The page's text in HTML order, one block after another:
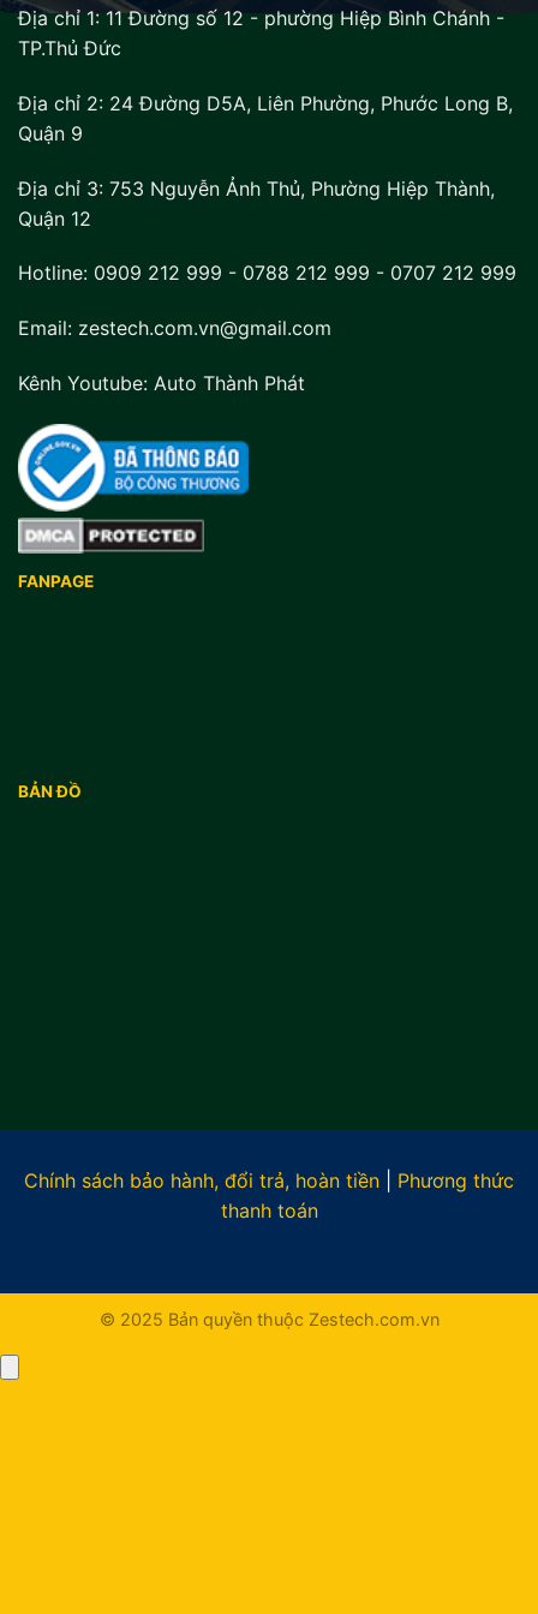
Địa chỉ 1: 11 Đường số 12 - phường Hiệp Bình Chánh -
TP.Thủ Đức
Địa chỉ 2: 24 Đường D5A, Liên Phường, Phước Long B,
Quận 9
Địa chỉ 3: 753 Nguyễn Ảnh Thủ, Phường Hiệp Thành,
Quận 12
Hotline: 0909 212 999 - 0788 212 999 - 0707 212 999
Email: zestech.com.vn@gmail.com
Kênh Youtube: Auto Thành Phát
FANPAGE
BẢN ĐỒ
Chính sách bảo hành, đổi trả, hoàn tiền
Phương thức
thanh toán
© 2025 Bản quyền thuộc Zestech.com.vn